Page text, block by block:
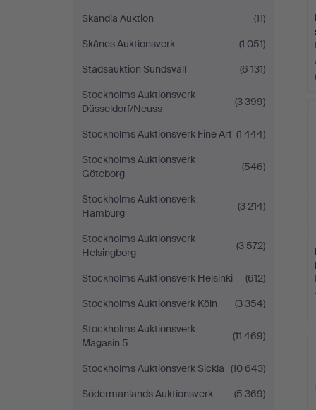
Skandia Auktion
(11)
Skånes Auktionsverk
(1 051)
Stadsauktion Sundsvall
(6 131)
Stockholms Auktionsverk
Düsseldorf/Neuss
(3 399)
Stockholms Auktionsverk Fine Art (1 444)
Stockholms Auktionsverk
Göteborg
(546)
Stockholms Auktionsverk
Hamburg
(3 214)
Stockholms Auktionsverk
Helsingborg
(3 572)
Stockholms Auktionsverk Helsinki
(612)
Stockholms Auktionsverk Köln
(3 354)
Stockholms Auktionsverk
Magasin 5
(11 469)
Stockholms Auktionsverk Sickla (10 643)
Södermanlands Auktionsverk
(5 369)